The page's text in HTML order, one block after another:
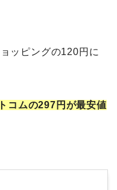
ッピングの120円に
コムの297円が最安値